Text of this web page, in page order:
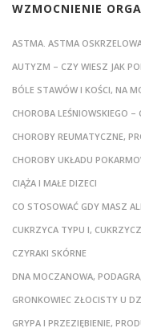
WZMOCNIENIE
ASTMA. ASTMA
AUTYZM – CZY WIESZ JAK
BÓLE STAWÓW I KOŚCI, NA
CHOROBA LEŚNIOWSKIEGO
CHOROBY REUMATYCZNE,
CHOROBY UKŁADU
CIĄŻA I MAŁE DIZECI
CO STOSOWAĆ GDY MASZ
CUKRZYCA TYPU I,
CZYRAKI SKÓRNE
DNA MOCZANOWA,
GRONKOWIEC ZŁOCISTY U
GRYPA I PRZEZIĘBIENIE,